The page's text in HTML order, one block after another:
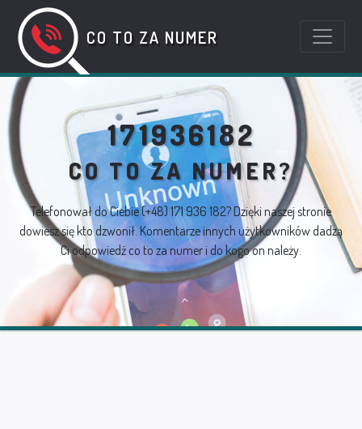
CO TO ZA NUMER
171936182
CO TO ZA NUMER?
Telefonował do Ciebie(+48) 171 936 182? Dzięki naszej stronie
dowiesz się kto dzwonił. Komentarze innych użytkowników dadzą
Ci odpowiedź co to za numer i do kogo on należy.